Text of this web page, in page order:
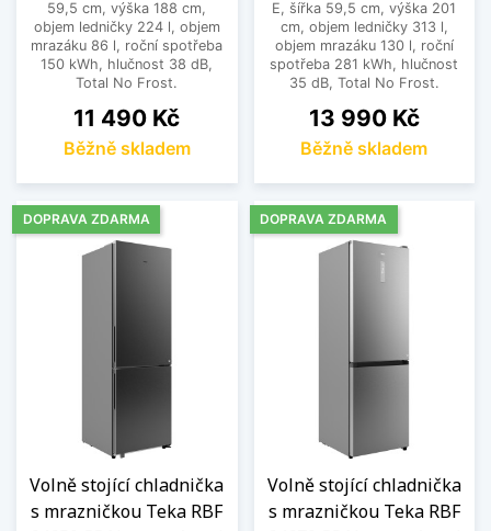
59,5 cm, výška 188 cm,
objem ledničky 224 l, objem
mrazáku 86 l, roční spotřeba
150 kWh, hlučnost 38 dB,
Total No Frost.
Cena
11 490 Kč
Běžně skladem
E, šířka 59,5 cm, výška 201
cm, objem ledničky 313 l,
objem mrazáku 130 l, roční
spotřeba 281 kWh, hlučnost
35 dB, Total No Frost.
Cena
13 990 Kč
Běžně skladem
Volně stojící chladnička
s mrazničkou Teka RBF
DOPRAVA ZDARMA
Volně stojící chladnička
s mrazničkou Teka RBF
DOPRAVA ZDARMA